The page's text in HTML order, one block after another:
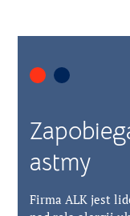
astmy
Firma ALK jest